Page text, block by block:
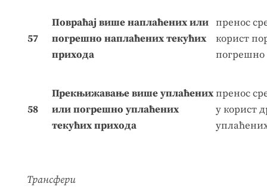
57
Повраћај више наплаћених или
погрешно наплаћених текућих
прихода
пренос
корист
погрешно
58
Прекњижавање више уплаћених
или погрешно уплаћених
текућих прихода
пренос
у корист
Трансфери